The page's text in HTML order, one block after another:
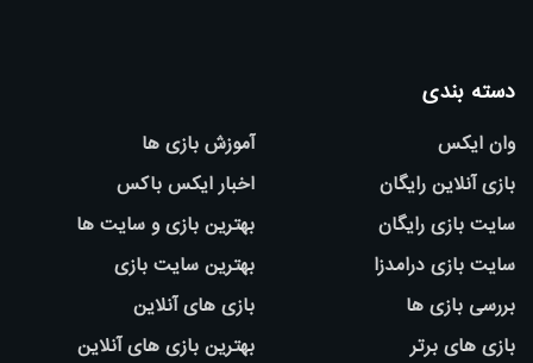
دسته بندی
وان ایکس
بازی آنلاین رایگان
سایت بازی رایگان
سایت بازی درامدزا
بررسی بازی ها
بازی های برتر
آموزش بازی ها
اخبار ایکس باکس
بهترین بازی و سایت ها
بهترین سایت بازی
بازی های آنلاین
بهترین بازی های آنلاین